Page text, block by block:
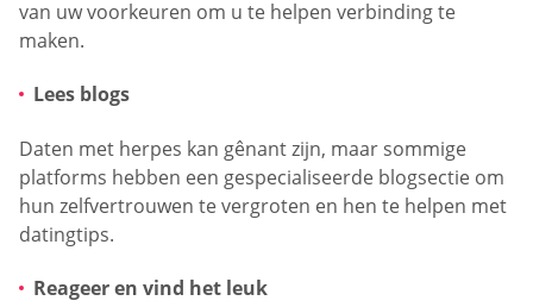
van uw voorkeuren om u te helpen verbinding te
maken.
Lees blogs
Daten met herpes kan gênant zijn, maar sommige
platforms hebben een gespecialiseerde blogsectie om
hun zelfvertrouwen te vergroten en hen te helpen met
datingtips.
Reageer en vind het leuk